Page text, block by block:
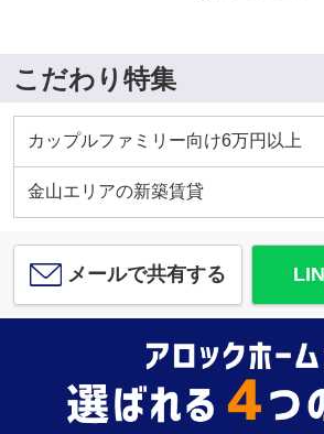
こだわり特集
カップルファミリー向け6万円以上
金山エリアの新築賃貸
メールで共有する